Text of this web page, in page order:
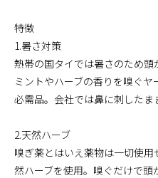
特徴
1.暑さ対策
熱帯の国タイでは暑さのため頭
ミントやハーブの香りを嗅ぐ
必需品。会社では鼻に刺したま
2.天然ハーブ
嗅ぎ薬とはいえ薬物は一切使
然ハーブを使用。嗅ぐだけで